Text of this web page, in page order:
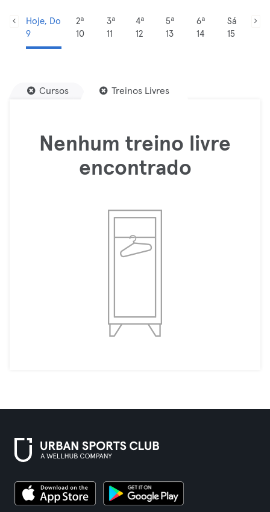
Hoje, Do
9
2ª
10
3ª
11
4ª
12
5ª
13
6ª
14
Sá
15
Cursos Treinos Livres
Nenhum treino livre
encontrado